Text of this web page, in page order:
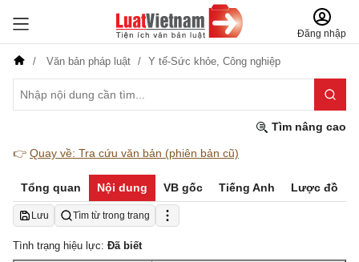
Đăng nhập
Văn bản pháp luật Y tế-Sức khỏe, Công nghiệp
Tìm nâng cao
👉 Quay về: Tra cứu văn bản (phiên bản cũ)
Tổng quan Nội dung VB gốc Tiếng Anh Lược đồ
Lưu Tìm từ trong trang
Tình trạng hiệu lực: Đã biết